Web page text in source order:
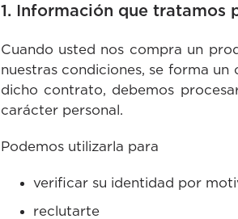
1. Información que tratamos
Cuando usted nos compra un
nuestras condiciones, se forma
dicho contrato, debemos
carácter personal.
Podemos utilizarla para
verificar su identidad por
reclutarte